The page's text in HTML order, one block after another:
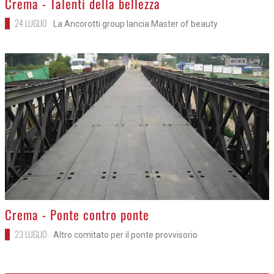
24 LUGLIO La Ancorotti group lancia Master of beauty
>
Crema - Ponte contro ponte
23 LUGLIO Altro comitato per il ponte provvisorio